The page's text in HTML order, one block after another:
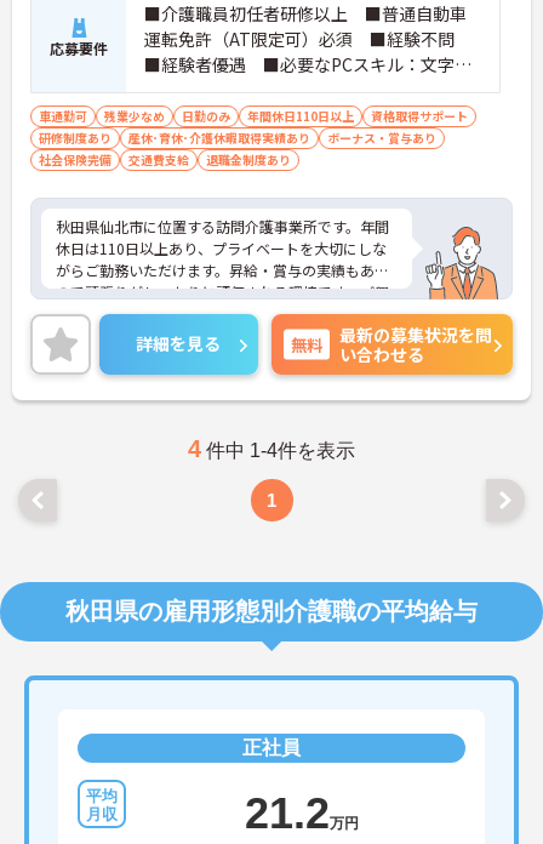
応募要件
■介護職員初任者研修以上 ■普通自動車
運転免許（AT限定可）必須 ■経験不問
■経験者優遇 ■必要なPCスキル：文字入
力程度
車通勤可 残業少なめ 日勤のみ 年間休日110日以上
資格取得サポート
研修制度あり
産休･育休･介護休暇取得実績あり
ボーナス・賞与あり
社会保険完備
交通費支給 退職金制度あり
秋田県仙北市に位置する訪問介護事業所です。年間
休日は110日以上あり、プライベートを大切にしな
がらご勤務いただけます。昇給・賞与の実績もある
ので頑張りがしっかりと評価される環境です。ご興
味をお持ちの方はお気軽にお問い合わせください。
詳細を見る 無料
最新の募集状況を問
い合わせる
4 件中 1-4件を表示
1
秋田県の雇用形態別介護職の平均給与
正社員
21.2万円